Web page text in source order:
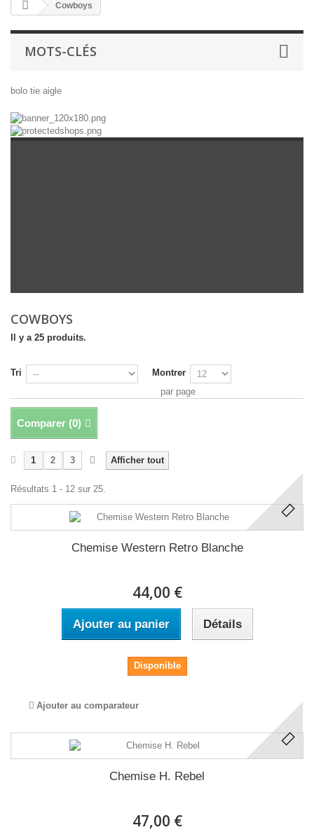
Cowboys
MOTS-CLÉS
bolo tie aigle
COWBOYS
Il y a 25 produits.
Tri
Montrer
par page
Comparer (0)
Afficher tout
1 2 3
Résultats 1 - 12 sur 25.
Chemise Western Retro Blanche
44,00 €
Ajouter au panier Détails
Disponible
Ajouter au comparateur
Chemise H. Rebel
47,00 €